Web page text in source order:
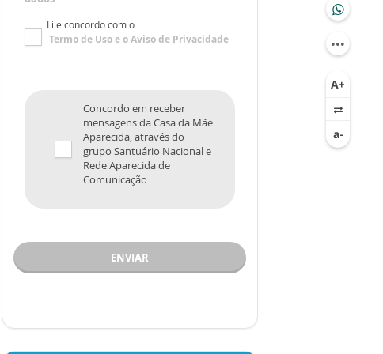
Li e concordo com o
Termo de Usoe oAviso de Privacidade
Concordo em receber
mensagens da Casa da Mãe
Aparecida, através do
grupo Santuário Nacional e
Rede Aparecida de
Comunicação
ENVIAR